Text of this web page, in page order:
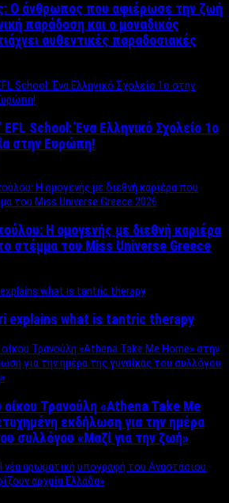
O άνθρωπος που αφιέρωσε την ζωή
παράδοση και ο μοναδικός
αυθεντικές παραδοσιακές
EFL School: Ένα Ελληνικό Σχολείo 1ο
στην Ευρώπη!
Η ομογενής με διεθνή καριέρα
στέμμα του Miss Universe Greece
explains what is tantric therapy
οίκου Τρανούλη «Athena Take Me
εκδήλωση για την ημέρα
συλλόγου «Μαζί για την ζωή»